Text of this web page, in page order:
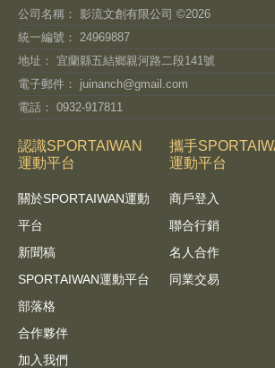
公司名稱： 影流文創有限公司 ©2026
統一編號： 24969887
地址： 宜蘭縣五結鄉親河路二段141號
電子郵件： juinanch@gmail.com
電話： 0932-917811
認識SPORTAIWAN
運動平台
關於SPORTAIWAN運動
平台
新聞稿
SPORTAIWAN運動平台
部落格
合作夥伴
加入我們
攜手
運動平台
商戶登入
聯合行銷
名人合作
同業交易